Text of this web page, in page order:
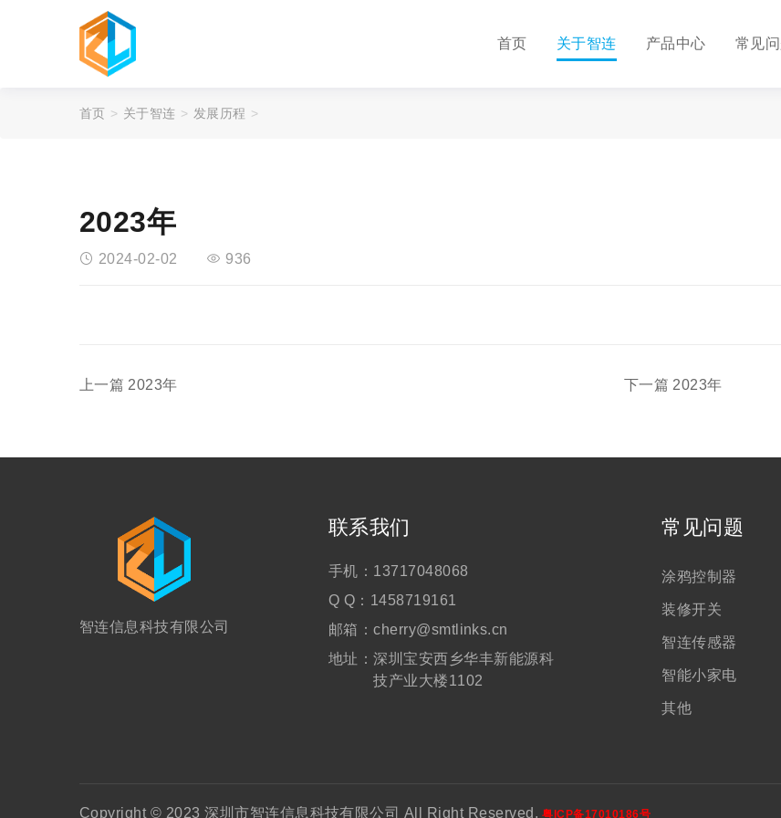
首页 关于智连 产品中心 常见
首页 关于智连 发展历程
2023年
2024-02-02 936
上一篇 2023年 下一篇 2023年
智连信息科技有限公司
联系我们
手机： 13717048068
Q Q： 1458719161
邮箱：cherry@smtlinks.cn
地址：深圳宝安西乡华丰新能源科
技产业大楼1102
常见问题
涂鸦控制器
装修开关
智连传感器
智能小家电
其他
Copyright © 2023 深圳市智连信息科技有限公司 All Right Reserved.粤ICP备17010186号